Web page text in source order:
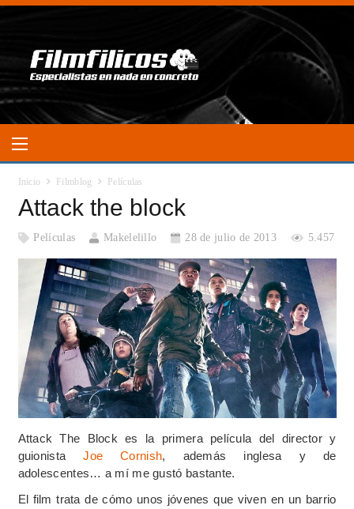
Inicio Filmblog Películas
Attack the block
Películas Makelelillo 28 de julio de 2013 5.457
Attack The Block es la primera película del director y
guionistaJoe Cornish, además inglesa y de
adolescentes… a mí me gustó bastante.
El film trata de cómo unos jóvenes que viven en un barrio